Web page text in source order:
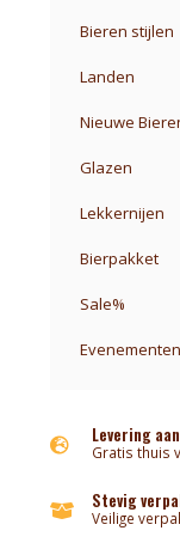
Bieren stijlen
Landen
Nieuwe
Glazen
Lekkernijen
Bierpakket
Sale%
Evenementen
Levering
Gratis thuis
Stevig
Veilige